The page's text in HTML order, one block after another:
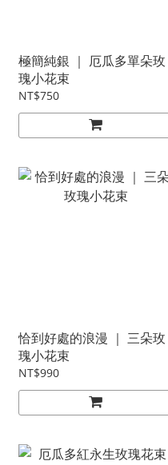
極簡純銀 ｜ 厄瓜多單朵玫
瑰小花束
NT$750
恰到好處的浪漫 ｜ 三朵玫
瑰小花束
NT$990